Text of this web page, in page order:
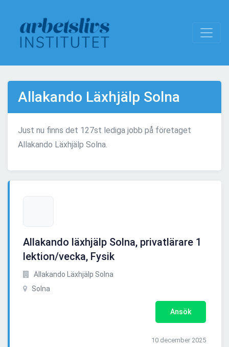
Allakando Läxhjälp Solna
Just nu finns det 127st lediga jobb på företaget
Allakando Läxhjälp Solna.
Allakando läxhjälp Solna, privatlärare 1
lektion/vecka, Fysik
Allakando Läxhjälp Solna
Solna
Ansök
10 december 2025